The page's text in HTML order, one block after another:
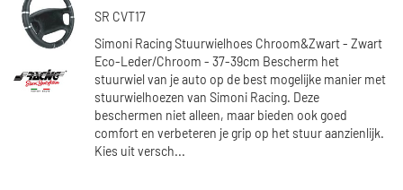
SR CVT17
Simoni Racing Stuurwielhoes Chroom&Zwart - Zwart
Eco-Leder/Chroom - 37-39cm Bescherm het
stuurwiel van je auto op de best mogelijke manier met
stuurwielhoezen van Simoni Racing. Deze
beschermen niet alleen, maar bieden ook goed
comfort en verbeteren je grip op het stuur aanzienlijk.
Kies uit versch...